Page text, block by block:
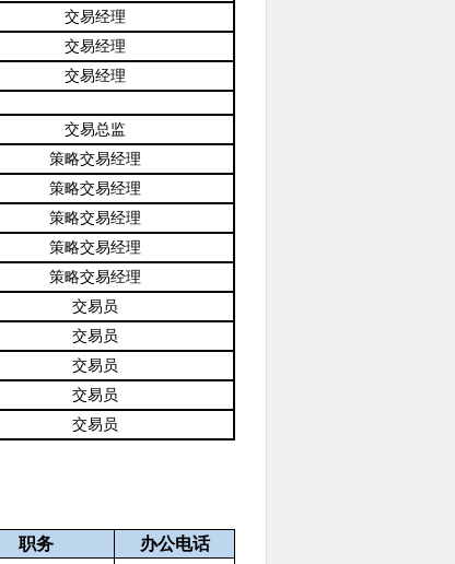
交易经理
交易经理
交易经理
交易总监
策略交易经理
策略交易经理
策略交易经理
策略交易经理
策略交易经理
交易员
交易员
交易员
交易员
交易员
职务 办公电话